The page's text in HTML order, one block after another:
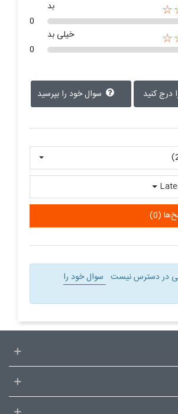
بد
0
خیلی بد
0
سوال خود را بپرسید
(0)
در دسترس نیست سوال خود را